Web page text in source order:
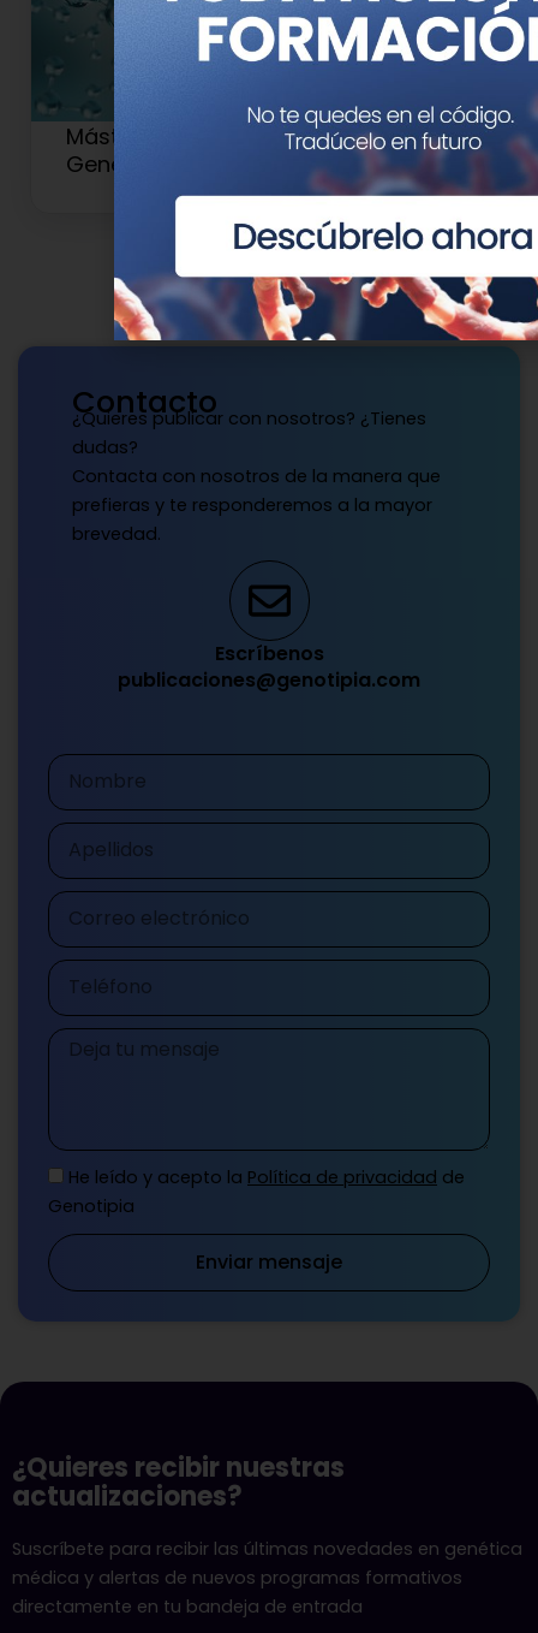
Máster en Medicina de Precisión y
Genética Clínica
Contacto
¿Quieres publicar con nosotros? ¿Tienes
dudas?
Contacta con nosotros de la manera que
prefieras y te responderemos a la mayor
brevedad.
Escríbenos
publicaciones@genotipia.com
Nombre
Apellidos
Correo
electrónico
Teléfono
Mensaje
He leído y acepto la Política de privacidad de
Genotipia
Enviar mensaje
¿Quieres recibir nuestras
actualizaciones?
Suscríbete para recibir las últimas novedades en genética
médica y alertas de nuevos programas formativos
directamente en tu bandeja de entrada